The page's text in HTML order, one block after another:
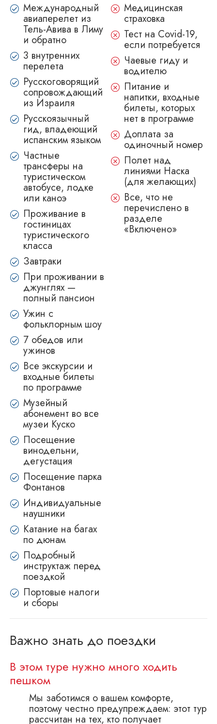
Международный
авиаперелет из
Тель-Авива в Лиму
и обратно
3 внутренних
перелета
Русскоговорящий
сопровождающий
из Израиля
Русскоязычный
гид, владеющий
испанским языком
Частные
трансферы на
туристическом
автобусе, лодке
или каноэ
Проживание в
гостиницах
туристического
класса
Завтраки
При проживании в
джунглях —
полный пансион
Ужин с
фольклорным шоу
7 обедов или
ужинов
Все экскурсии и
входные билеты
по программе
Музейный
абонемент во все
музеи Куско
Посещение
винодельни,
дегустация
Посещение парка
Фонтанов
Индивидуальные
наушники
Катание на багах
по дюнам
Подробный
инструктаж перед
поездкой
Портовые налоги
и сборы
Медицинская
страховка
Тест на Covid-19,
если потребуется
Чаевые гиду и
водителю
Питание и
напитки, входные
билеты, которых
нет в программе
Доплата за
одиночный номер
Полет над
линиями Наска
(для желающих)
Все, что не
перечислено в
разделе
«Включено»
Важно знать до поездки
В этом туре нужно много ходить
пешком
Мы заботимся о вашем комфорте,
поэтому честно предупреждаем: этот тур
рассчитан на тех, кто получает